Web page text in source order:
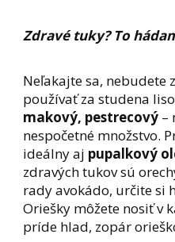
Zdravé tuky? To
Neľakajte sa, nebudete
používať za studena
makový, pestrecový –
nespočetné množstvo.
ideálny aj pupalkový
zdravých tukov sú
rady avokádo, určite si
Oriešky môžete nosiť v
príde hlad, zopár